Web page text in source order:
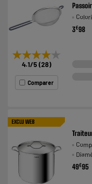
★★★★★
★★★★★
4.1/5 (28)
Comparer
3€98
EXCLU WEB
49€95